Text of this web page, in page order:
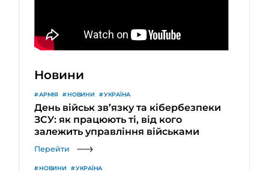
Новини
АРМІЯ НОВИНИ УКРАЇНА
День військ зв’язку та кібербезпеки
ЗСУ: як працюють ті, від кого
залежить управління військами
Перейти
НОВИНИ УКРАЇНА